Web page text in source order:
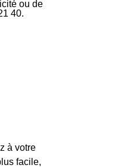
ou de
40.
à votre
facile,